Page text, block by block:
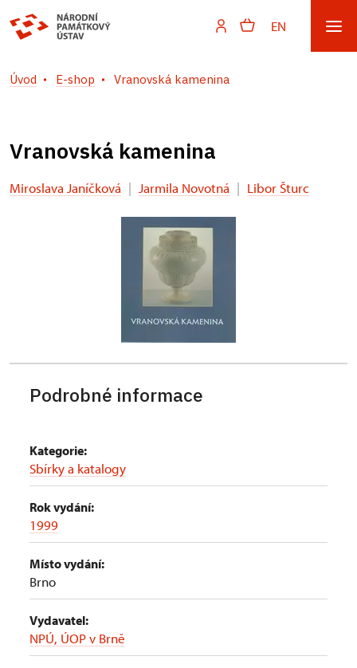
EN
Úvod E-shop Vranovská kamenina
Vranovská kamenina
Miroslava Janíčková | Jarmila Novotná | Libor Šturc
Podrobné informace
Kategorie:
Sbírky a katalogy
Rok vydání:
1999
Místo vydání:
Brno
Vydavatel:
NPÚ, ÚOP v Brně